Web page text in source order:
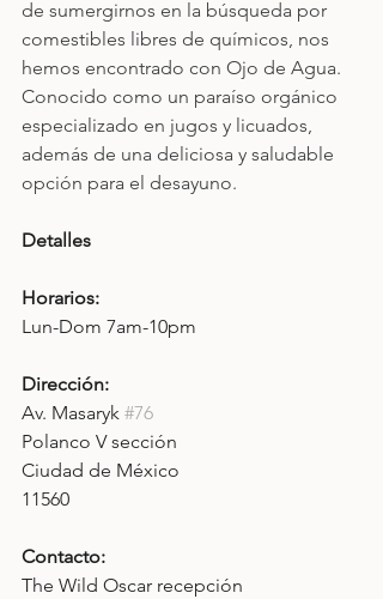
de sumergirnos en la búsqueda por
comestibles libres de químicos, nos
hemos encontrado con Ojo de Agua.
Conocido como un paraíso orgánico
especializado en jugos y licuados,
además de una deliciosa y saludable
opción para el desayuno.
Detalles
Horarios:
Lun-Dom 7am-10pm
Dirección:
Av. Masaryk #76
Polanco V sección
Ciudad de México
11560
Contacto:
The Wild Oscar recepción